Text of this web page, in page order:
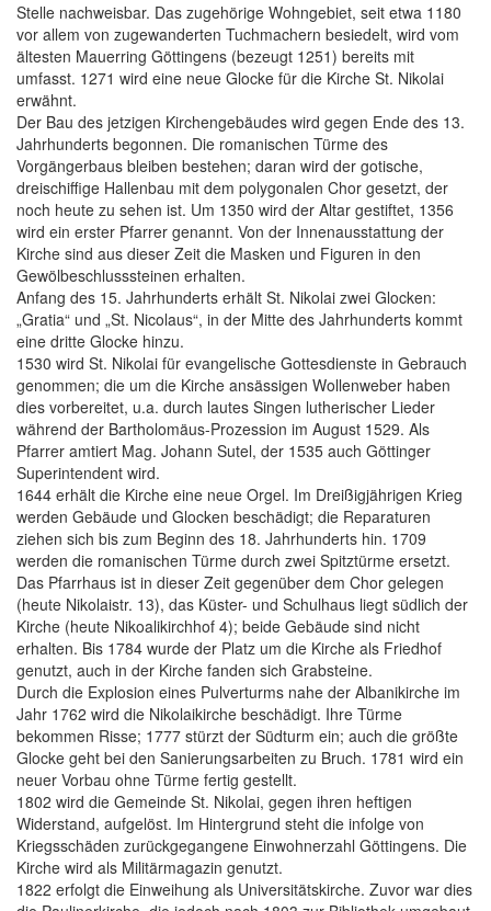
Stelle nachweisbar. Das zugehörige Wohngebiet, seit etwa 1180
vor allem von zugewanderten Tuchmachern besiedelt, wird vom
ältesten Mauerring Göttingens (bezeugt 1251) bereits mit
umfasst. 1271 wird eine neue Glocke für die Kirche St. Nikolai
erwähnt.
Der Bau des jetzigen Kirchengebäudes wird gegen Ende des 13.
Jahrhunderts begonnen. Die romanischen Türme des
Vorgängerbaus bleiben bestehen; daran wird der gotische,
dreischiffige Hallenbau mit dem polygonalen Chor gesetzt, der
noch heute zu sehen ist. Um 1350 wird der Altar gestiftet, 1356
wird ein erster Pfarrer genannt. Von der Innenausstattung der
Kirche sind aus dieser Zeit die Masken und Figuren in den
Gewölbeschlusssteinen erhalten.
Anfang des 15. Jahrhunderts erhält St. Nikolai zwei Glocken:
„Gratia“ und „St. Nicolaus“, in der Mitte des Jahrhunderts kommt
eine dritte Glocke hinzu.
1530 wird St. Nikolai für evangelische Gottesdienste in Gebrauch
genommen; die um die Kirche ansässigen Wollenweber haben
dies vorbereitet, u.a. durch lautes Singen lutherischer Lieder
während der Bartholomäus-Prozession im August 1529. Als
Pfarrer amtiert Mag. Johann Sutel, der 1535 auch Göttinger
Superintendent wird.
1644 erhält die Kirche eine neue Orgel. Im Dreißigjährigen Krieg
werden Gebäude und Glocken beschädigt; die Reparaturen
ziehen sich bis zum Beginn des 18. Jahrhunderts hin. 1709
werden die romanischen Türme durch zwei Spitztürme ersetzt.
Das Pfarrhaus ist in dieser Zeit gegenüber dem Chor gelegen
(heute Nikolaistr. 13), das Küster- und Schulhaus liegt südlich der
Kirche (heute Nikoalikirchhof 4); beide Gebäude sind nicht
erhalten. Bis 1784 wurde der Platz um die Kirche als Friedhof
genutzt, auch in der Kirche fanden sich Grabsteine.
Durch die Explosion eines Pulverturms nahe der Albanikirche im
Jahr 1762 wird die Nikolaikirche beschädigt. Ihre Türme
bekommen Risse; 1777 stürzt der Südturm ein; auch die größte
Glocke geht bei den Sanierungsarbeiten zu Bruch. 1781 wird ein
neuer Vorbau ohne Türme fertig gestellt.
1802 wird die Gemeinde St. Nikolai, gegen ihren heftigen
Widerstand, aufgelöst. Im Hintergrund steht die infolge von
Kriegsschäden zurückgegangene Einwohnerzahl Göttingens. Die
Kirche wird als Militärmagazin genutzt.
1822 erfolgt die Einweihung als Universitätskirche. Zuvor war dies